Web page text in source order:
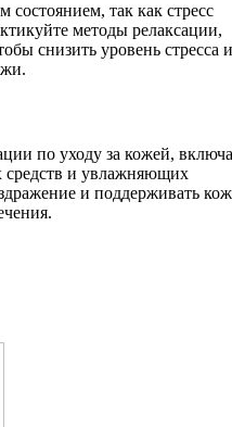
так как стресс
методы релаксации,
снизить уровень стресса и
по уходу за кожей,
средств и увлажняющих
и поддерживать